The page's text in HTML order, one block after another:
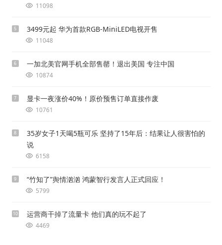
11098
5 3499元起 华为首款RGB-MiniLED电视开售
11048
6 一加北美官网手机全部售罄！退出美国 专注中国
10874
7 显卡一夜涨价40%！原价预售订单直接作废
10761
8
35岁女子1天喝5瓶可乐 坚持了15年后：结果让人很害怕的
说
6158
9 “竹知了”舆情汹汹 鸿蒙智行发言人正式回应！
5799
10 运营商干掉了流量卡 他们真的玩不起了
4469